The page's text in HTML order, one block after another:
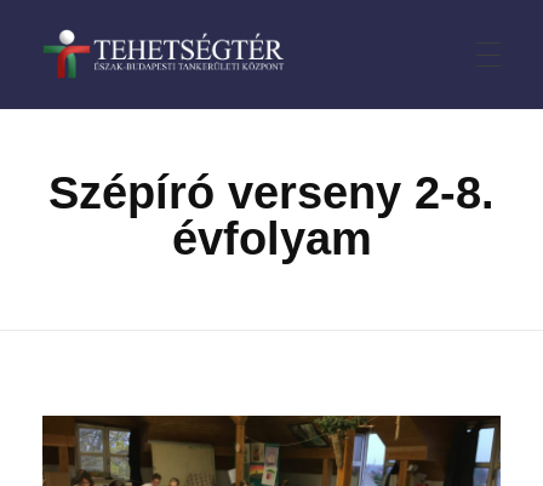
TehetségTÉR
III. kerület
PÁLYÁZATOK
Szépíró verseny 2-8.
évfolyam